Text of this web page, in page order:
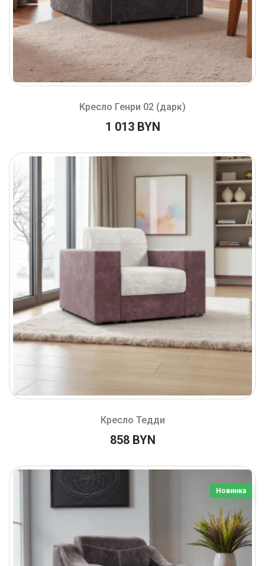
Кресло Генри 02 (дарк)
1 013 BYN
Кресло Тедди
858 BYN
Новинка